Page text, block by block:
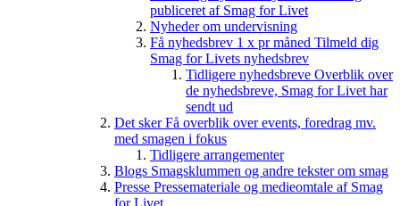
publiceret af Smag for Livet
Nyheder om undervisning
Få nyhedsbrev 1 x pr måned Tilmeld dig
Smag for Livets nyhedsbrev
Tidligere nyhedsbreve Overblik over
de nyhedsbreve, Smag for Livet har
sendt ud
Det skerFå overblik over events, foredrag mv.
med smagen i fokus
Tidligere arrangementer
Blogs Smagsklummen og andre tekster om smag
Presse Pressemateriale og medieomtale af Smag
for Livet